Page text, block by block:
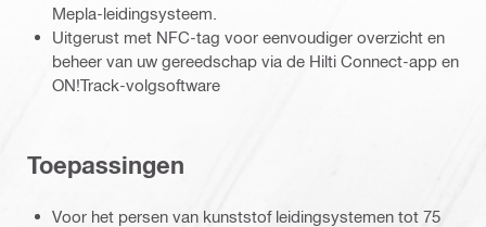
Mepla-leidingsysteem.
Uitgerust met NFC-tag voor eenvoudiger overzicht en
beheer van uw gereedschap via de Hilti Connect-app en
ON!Track-volgsoftware
Toepassingen
Voor het persen van kunststof leidingsystemen tot 75